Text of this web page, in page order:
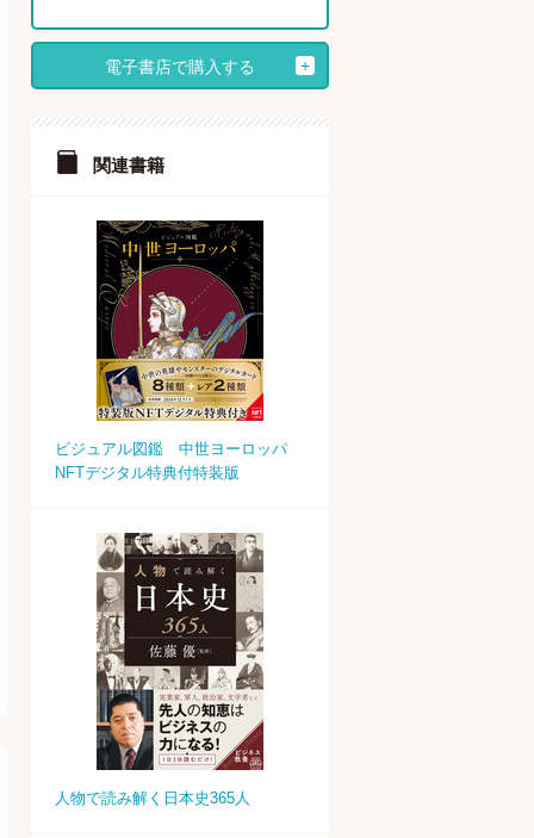
電子書店で購入する
関連書籍
ビジュアル図鑑 中世ヨーロッパ
NFTデジタル特典付特装版
人物で読み解く日本史365人